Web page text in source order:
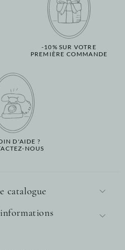
-10% SUR VOTRE
PREMIÈRE COMMANDE
D'AIDE ?
NOUS
catalogue